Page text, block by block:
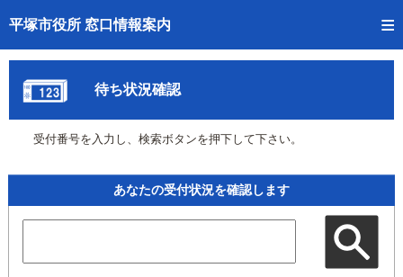
平塚市役所 窓口情報案内
トップページへ
ご利用方法
事前予約
予約状況確認
待ち状況確認
交付状況確認
待ち状況確認
受付番号を入力し、検索ボタンを押下して下さい。
あなたの受付状況を確認します